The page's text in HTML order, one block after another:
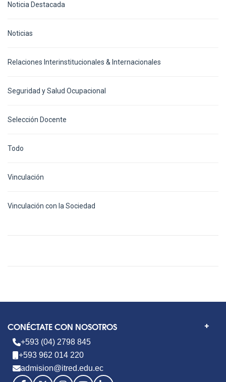
Noticia Destacada
Noticias
Relaciones Interinstitucionales & Internacionales
Seguridad y Salud Ocupacional
Selección Docente
Todo
Vinculación
Vinculación con la Sociedad
CONÉCTATE CON NOSOTROS
+593 (04) 2798 845
+593 962 014 220
admision@itred.edu.ec